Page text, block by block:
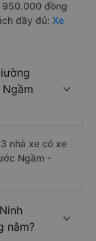
950.000 đồng
đầy đủ: Xe
nhà xe có xe
Ngầm -
nằm?